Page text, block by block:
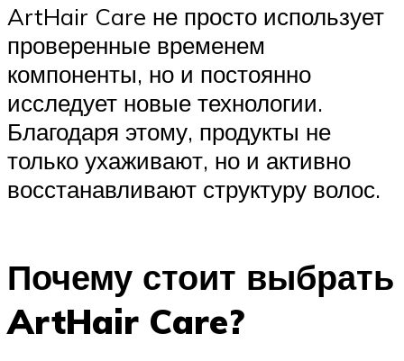
ArtHair Care не просто использует
проверенные временем
компоненты, но и постоянно
исследует новые технологии.
Благодаря этому, продукты не
только ухаживают, но и активно
восстанавливают структуру волос.
Почему стоит выбрать
ArtHair Care?